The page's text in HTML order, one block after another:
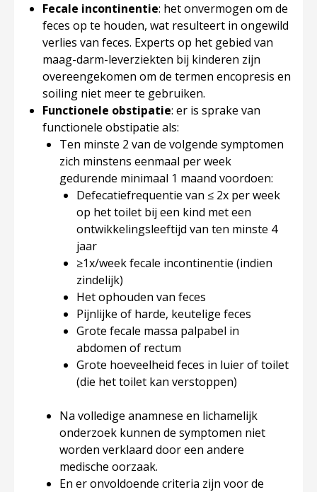
Fecale incontinentie: het onvermogen om de
feces op te houden, wat resulteert in ongewild
verlies van feces. Experts op het gebied van
maag-darm-leverziekten bij kinderen zijn
overeengekomen om de termen encopresis en
soiling niet meer te gebruiken.
Functionele obstipatie: er is sprake van
functionele obstipatie als:
Ten minste 2 van de volgende symptomen
zich minstens eenmaal per week
gedurende minimaal 1 maand voordoen:
Defecatiefrequentie van ≤ 2x per week
op het toilet bij een kind met een
ontwikkelingsleeftijd van ten minste 4
jaar
≥1x/week fecale incontinentie (indien
zindelijk)
Het ophouden van feces
Pijnlijke of harde, keutelige feces
Grote fecale massa palpabel in
abdomen of rectum
Grote hoeveelheid feces in luier of toilet
(die het toilet kan verstoppen)
Na volledige anamnese en lichamelijk
onderzoek kunnen de symptomen niet
worden verklaard door een andere
medische oorzaak.
En er onvoldoende criteria zijn voor de